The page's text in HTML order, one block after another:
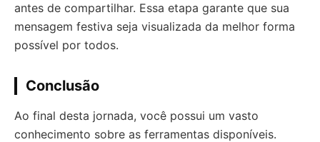
antes de compartilhar. Essa etapa garante que sua
mensagem festiva seja visualizada da melhor forma
possível por todos.
Conclusão
Ao final desta jornada, você possui um vasto
conhecimento sobre as ferramentas disponíveis.